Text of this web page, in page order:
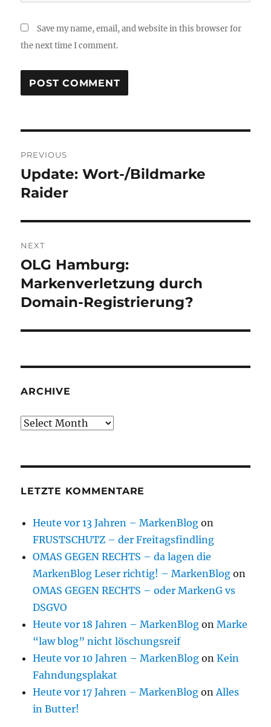
Save my name, email, and website in this browser for
the next time I comment.
navigation
PREVIOUS
Previous
post:
Update: Wort-/Bildmarke
Raider
NEXT
Next
post:
OLG Hamburg:
Markenverletzung durch
Domain-Registrierung?
ARCHIVE
Archive
LETZTE KOMMENTARE
Heute vor 13 Jahren – MarkenBlog on
FRUSTSCHUTZ – der Freitagsfindling
OMAS GEGEN RECHTS – da lagen die
MarkenBlog Leser richtig! – MarkenBlog on
OMAS GEGEN RECHTS – oder MarkenG vs
DSGVO
Heute vor 18 Jahren – MarkenBlog onMarke
“law blog” nicht löschungsreif
Heute vor 10 Jahren – MarkenBlog onKein
Fahndungsplakat
Heute vor 17 Jahren – MarkenBlog onAlles
in Butter!